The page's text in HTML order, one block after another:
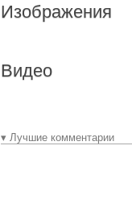
Изображения
Видео
▾ Лучшие комментарии